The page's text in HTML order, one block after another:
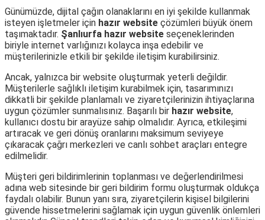
Günümüzde, dijital çağın olanaklarını en iyi şekilde kullanmak
isteyen işletmeler için hazır website çözümleri büyük önem
taşımaktadır. Şanlıurfa hazır website seçeneklerinden
biriyle internet varlığınızı kolayca inşa edebilir ve
müşterilerinizle etkili bir şekilde iletişim kurabilirsiniz.
Ancak, yalnızca bir website oluşturmak yeterli değildir.
Müşterilerle sağlıklı iletişim kurabilmek için, tasarımınızı
dikkatli bir şekilde planlamalı ve ziyaretçilerinizin ihtiyaçlarına
uygun çözümler sunmalısınız. Başarılı bir hazır website,
kullanıcı dostu bir arayüze sahip olmalıdır. Ayrıca, etkileşimi
artıracak ve geri dönüş oranlarını maksimum seviyeye
çıkaracak çağrı merkezleri ve canlı sohbet araçları entegre
edilmelidir.
Müşteri geri bildirimlerinin toplanması ve değerlendirilmesi
adına web sitesinde bir geri bildirim formu oluşturmak oldukça
faydalı olabilir. Bunun yanı sıra, ziyaretçilerin kişisel bilgilerini
güvende hissetmelerini sağlamak için uygun güvenlik önlemleri